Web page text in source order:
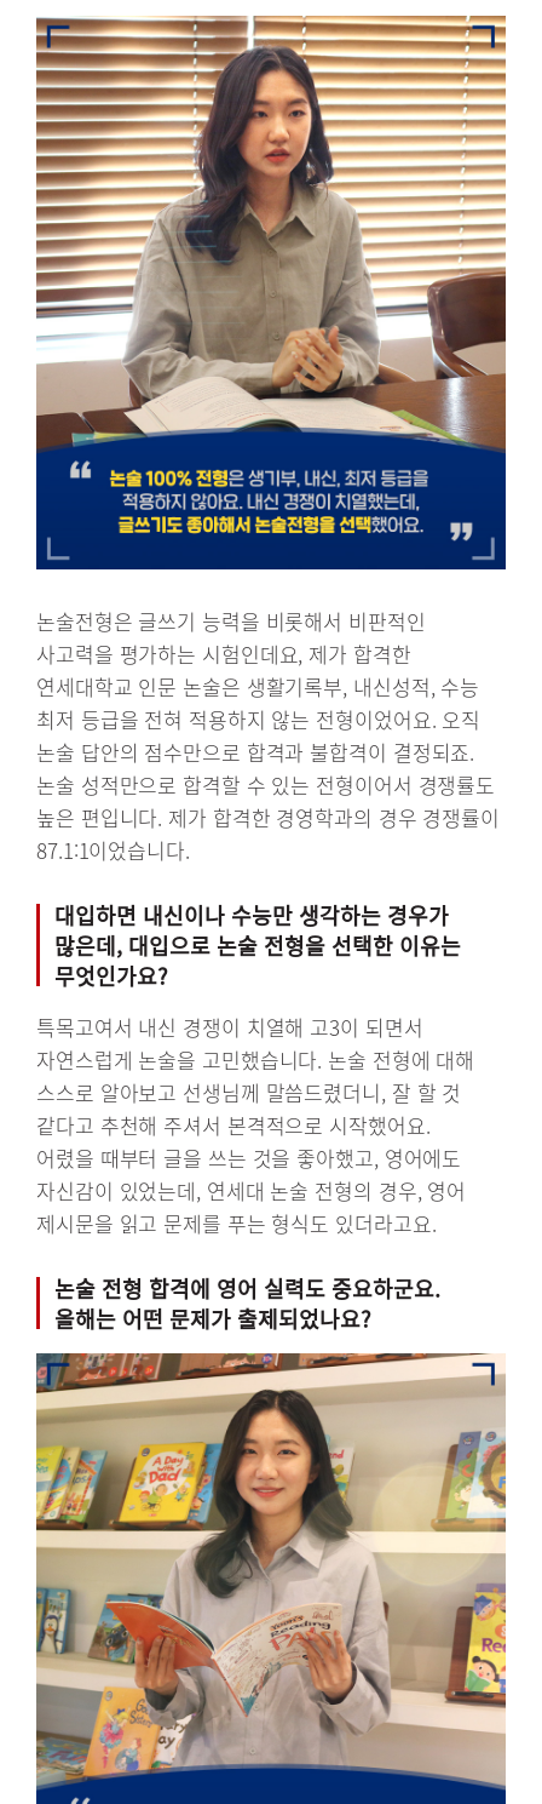
논술전형은 글쓰기 능력을 비롯해서 비판적인
사고력을 평가하는 시험인데요, 제가 합격한
연세대학교 인문 논술은 생활기록부, 내신성적, 수능
최저 등급을 전혀 적용하지 않는 전형이었어요. 오직
논술 답안의 점수만으로 합격과 불합격이 결정되죠.
논술 성적만으로 합격할 수 있는 전형이어서 경쟁률도
높은 편입니다. 제가 합격한 경영학과의 경우 경쟁률이
87.1:1이었습니다.
대입하면 내신이나 수능만 생각하는 경우가
많은데, 대입으로 논술 전형을 선택한 이유는
무엇인가요?
특목고여서 내신 경쟁이 치열해 고3이 되면서
자연스럽게 논술을 고민했습니다. 논술 전형에 대해
스스로 알아보고 선생님께 말씀드렸더니, 잘 할 것
같다고 추천해 주셔서 본격적으로 시작했어요.
어렸을 때부터 글을 쓰는 것을 좋아했고, 영어에도
자신감이 있었는데, 연세대 논술 전형의 경우, 영어
제시문을 읽고 문제를 푸는 형식도 있더라고요.
논술 전형 합격에 영어 실력도 중요하군요.
올해는 어떤 문제가 출제되었나요?